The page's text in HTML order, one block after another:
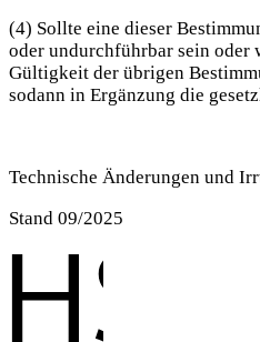
(4) Sollte eine dieser
oder undurchführbar sein oder
Gültigkeit der übrigen
sodann in Ergänzung die
Technische Änderungen und
Stand 09/2025